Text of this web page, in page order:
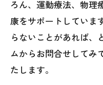
ろん、運動療法、物理
康をサポートしていま
らないことがあれば、
ムからお問合せしてみ
たします。